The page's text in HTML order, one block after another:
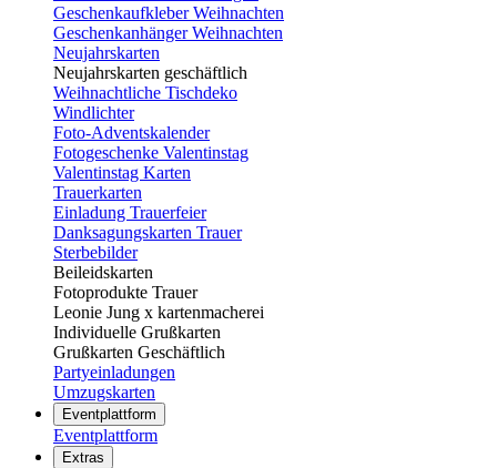
Geschenkaufkleber Weihnachten
Geschenkanhänger Weihnachten
Neujahrskarten
Neujahrskarten geschäftlich
Weihnachtliche Tischdeko
Windlichter
Foto-Adventskalender
Fotogeschenke Valentinstag
Valentinstag Karten
Trauerkarten
Einladung Trauerfeier
Danksagungskarten Trauer
Sterbebilder
Beileidskarten
Fotoprodukte Trauer
Leonie Jung x kartenmacherei
Individuelle Grußkarten
Grußkarten Geschäftlich
Partyeinladungen
Umzugskarten
Eventplattform
Eventplattform
Extras